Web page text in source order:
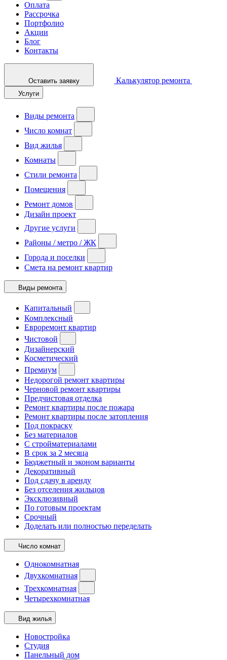
Оплата
Рассрочка
Портфолио
Акции
Блог
Контакты
Оставить заявку Калькулятор ремонта
Услуги
Виды ремонта
Число комнат
Вид жилья
Комнаты
Стили ремонта
Помещения
Ремонт домов
Дизайн проект
Другие услуги
Районы / метро / ЖК
Города и поселки
Смета на ремонт квартир
Виды ремонта
Капитальный
Комплексный
Евроремонт квартир
Чистовой
Дизайнерский
Косметический
Премиум
Недорогой ремонт квартиры
Черновой ремонт квартиры
Предчистовая отделка
Ремонт квартиры после пожара
Ремонт квартиры после затопления
Под покраску
Без материалов
С стройматериалами
В срок за 2 месяца
Бюджетный и эконом варианты
Декоративный
Под сдачу в аренду
Без отселения жильцов
Эксклюзивный
По готовым проектам
Срочный
Доделать или полностью переделать
Число комнат
Однокомнатная
Двухкомнатная
Трехкомнатная
Четырехкомнатная
Вид жилья
Новостройка
Студия
Панельный дом